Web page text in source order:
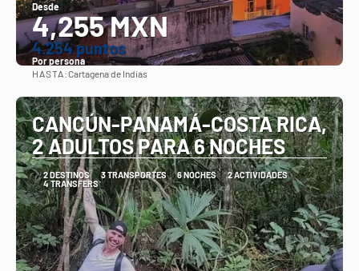
Desde
4,255 MXN
4.254 puntos
Por persona
HASTA:Cartagena de Indias
CANCÚN-PANAMÁ-COSTA RICA,
2 ADULTOS PARA 6 NOCHES
2 DESTINOS 3 TRANSPORTES 6 NOCHES
2 ACTIVIDADES
4 TRANSFERS